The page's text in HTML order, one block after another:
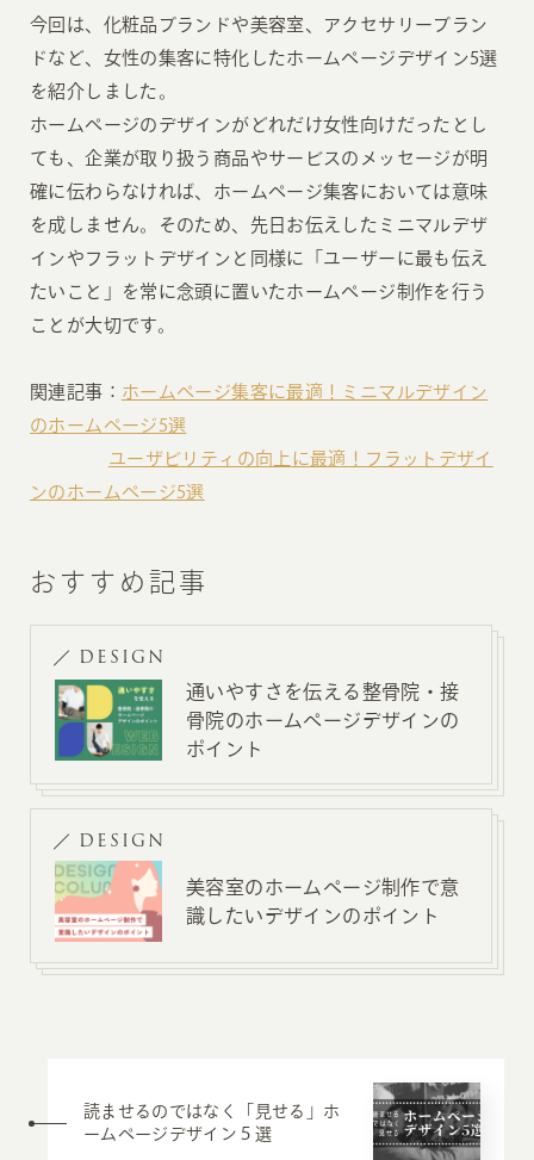
今回は、化粧品ブランドや美容室、アクセサリーブラン
ドなど、女性の集客に特化したホームページデザイン5選
を紹介しました。
ホームページのデザインがどれだけ女性向けだったとし
ても、企業が取り扱う商品やサービスのメッセージが明
確に伝わらなければ、ホームページ集客においては意味
を成しません。そのため、先日お伝えしたミニマルデザ
インやフラットデザインと同様に「ユーザーに最も伝え
たいこと」を常に念頭に置いたホームページ制作を行う
ことが大切です。
関連記事： ホームページ集客に最適！ミニマルデザイン
のホームページ5選
ユーザビリティの向上に最適！フラットデザイ
ンのホームページ5選
おすすめ記事
DESIGN
通いやすさを伝える整骨院・接
骨院のホームページデザインの
ポイント
DESIGN
美容室のホームページ制作で意
識したいデザインのポイント
読ませるのではなく「見せる」ホ
ームページデザイン５選